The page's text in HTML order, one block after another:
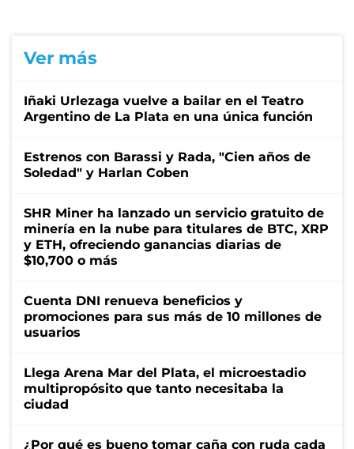
Ver más
Iñaki Urlezaga vuelve a bailar en el Teatro
Argentino de La Plata en una única función
Estrenos con Barassi y Rada, "Cien años de
Soledad" y Harlan Coben
SHR Miner ha lanzado un servicio gratuito de
minería en la nube para titulares de BTC, XRP
y ETH, ofreciendo ganancias diarias de
$10,700 o más
Cuenta DNI renueva beneficios y
promociones para sus más de 10 millones de
usuarios
Llega Arena Mar del Plata, el microestadio
multipropósito que tanto necesitaba la
ciudad
¿Por qué es bueno tomar caña con ruda cada